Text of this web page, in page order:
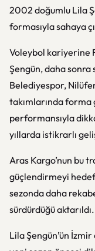
2002 doğumlu Lila
formasıyla sahaya
Voleybol kariyerine
Şengün, daha sonra
Belediyespor,
takımlarında forma
performansıyla
yıllarda istikrarlı
Aras Kargo’nun bu
güçlendirmeyi
sezonda daha
sürdürdüğü aktarıldı.
Lila Şengün’ün